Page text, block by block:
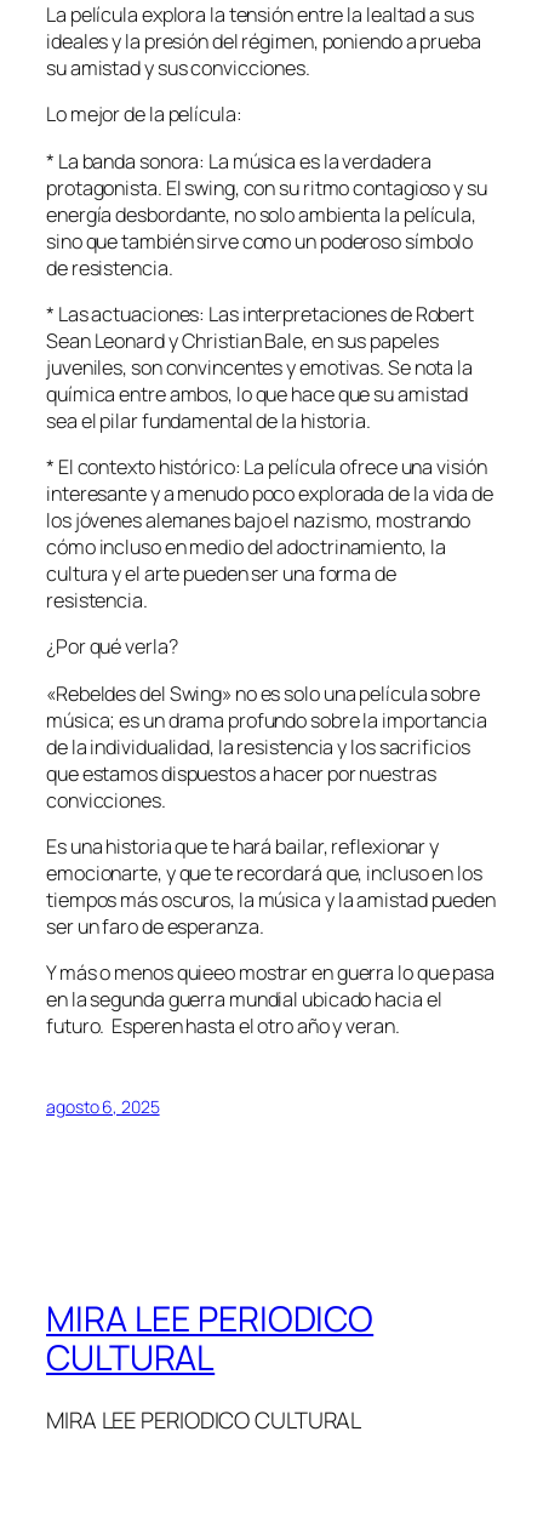
La película explora la tensión entre la lealtad a sus
ideales y la presión del régimen, poniendo a prueba
su amistad y sus convicciones.
Lo mejor de la película:
* La banda sonora: La música es la verdadera
protagonista. El swing, con su ritmo contagioso y su
energía desbordante, no solo ambienta la película,
sino que también sirve como un poderoso símbolo
de resistencia.
* Las actuaciones: Las interpretaciones de Robert
Sean Leonard y Christian Bale, en sus papeles
juveniles, son convincentes y emotivas. Se nota la
química entre ambos, lo que hace que su amistad
sea el pilar fundamental de la historia.
* El contexto histórico: La película ofrece una visión
interesante y a menudo poco explorada de la vida de
los jóvenes alemanes bajo el nazismo, mostrando
cómo incluso en medio del adoctrinamiento, la
cultura y el arte pueden ser una forma de
resistencia.
¿Por qué verla?
«Rebeldes del Swing» no es solo una película sobre
música; es un drama profundo sobre la importancia
de la individualidad, la resistencia y los sacrificios
que estamos dispuestos a hacer por nuestras
convicciones.
Es una historia que te hará bailar, reflexionar y
emocionarte, y que te recordará que, incluso en los
tiempos más oscuros, la música y la amistad pueden
ser un faro de esperanza.
Y más o menos quieeo mostrar en guerra lo que pasa
en la segunda guerra mundial ubicado hacia el
futuro. Esperen hasta el otro año y veran.
agosto 6, 2025
MIRA LEE PERIODICO
CULTURAL
MIRA LEE PERIODICO CULTURAL